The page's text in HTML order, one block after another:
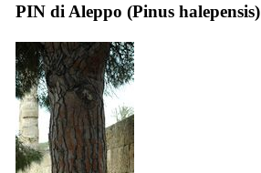
PIN di Aleppo (Pinus halepensis)